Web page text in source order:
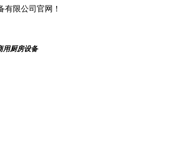
限公司官网！
用厨房设备